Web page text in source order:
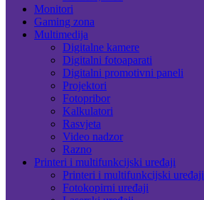
Monitori
Gaming zona
Multimedija
Digitalne kamere
Digitalni fotoaparati
Digitalni promotivni paneli
Projektori
Fotopribor
Kalkulatori
Rasvjeta
Video nadzor
Razno
Printeri i multifunkcijski uređaji
Printeri i multifunkcijski uređaji
Fotokopirni uređaji